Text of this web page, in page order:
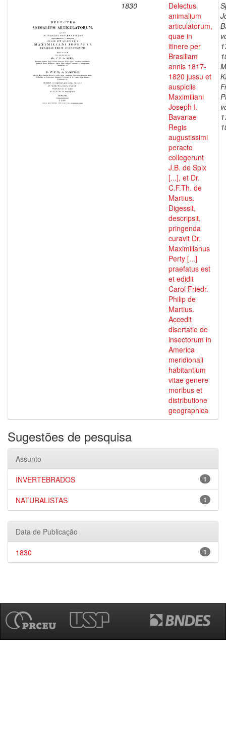
1830
Delectus
animalium
articulatorum,
quae in
itinere per
Brasiliam
annis 1817-
1820 jussu et
auspiciis
Maximiliani
Joseph I.
Bavariae
Regis
augustissimi
peracto
collegerunt
J.B. de Spix
[...], et Dr.
C.F.Th. de
Martius.
Digessit,
descripsit,
pringenda
curavit Dr.
Maximilianus
Perty [...]
praefatus est
et edidit
Carol Friedr.
Philip de
Martius.
Accedit
disertatio de
insectorum in
America
meridionali
habitantium
vitae genere
moribus et
distributione
geographica
Sugestões de pesquisa
Assunto
1
INVERTEBRADOS
1
NATURALISTAS
Data de Publicação
1
1830